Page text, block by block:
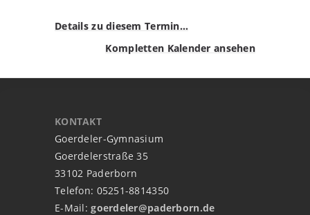
Details zu diesem Termin…
Kompletten Kalender ansehen
KONTAKT
Goerdeler-Gymnasium
Goerdelerstraße 35
33102 Paderborn
Telefon: 05251-8814350
E-Mail:goerdeler@paderborn.de